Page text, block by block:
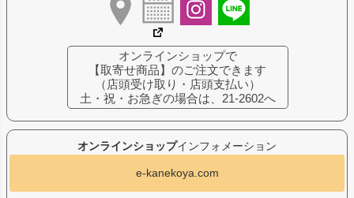
オンラインショップインフォメーション
e-kanekoya.com
オンラインショップで
【取寄せ商品】のご注文できます
（店頭受け取り・店頭支払い）
土・祝・お急ぎの場合は、21-2602へ